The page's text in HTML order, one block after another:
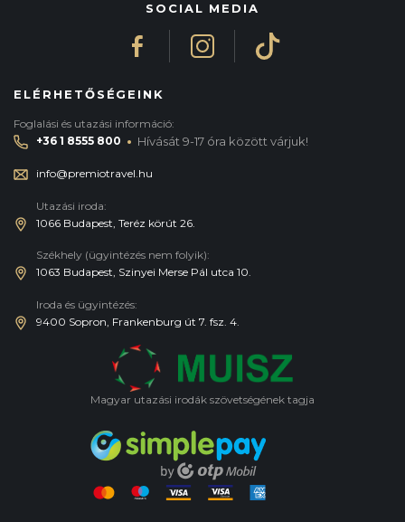
SOCIAL MEDIA
ELÉRHETŐSÉGEINK
Foglalási és utazási információ:
+36 1 8555 800 · Hívását 9-17 óra között várjuk!
info@premiotravel.hu
Utazási iroda:
1066 Budapest, Teréz körút 26.
Székhely (ügyintézés nem folyik):
1063 Budapest, Szinyei Merse Pál utca 10.
Iroda és ügyintézés:
9400 Sopron, Frankenburg út 7. fsz. 4.
Magyar utazási irodák szövetségének tagja